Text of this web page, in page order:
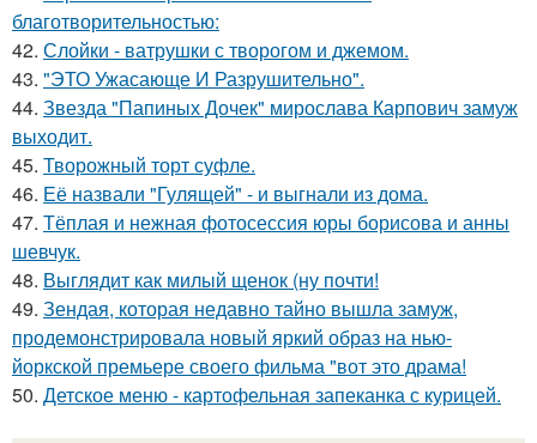
благотворительностью:
42. Слойки - ватрушки с творогом и джемом.
43. "ЭТО Ужасающе И Разрушительно".
44. Звезда "Папиных Дочек" мирослава Карпович замуж
выходит.
45. Творожный торт суфле.
46. Её назвали "Гулящей" - и выгнали из дома.
47. Тёплая и нежная фотосессия юры борисова и анны
шевчук.
48. Выглядит как милый щенок (ну почти!
49. Зендая, которая недавно тайно вышла замуж,
продемонстрировала новый яркий образ на нью-
йоркской премьере своего фильма "вот это драма!
50. Детское меню - картофельная запеканка с курицей.